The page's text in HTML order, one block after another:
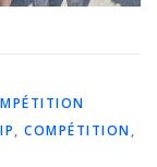
, COMPÉTITION,